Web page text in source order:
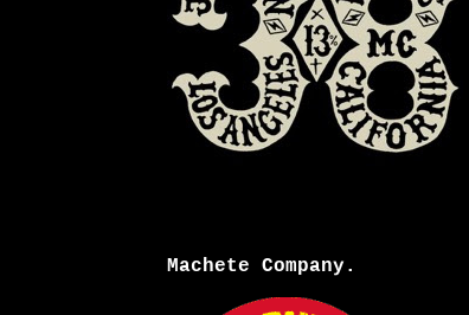
Machete Company.